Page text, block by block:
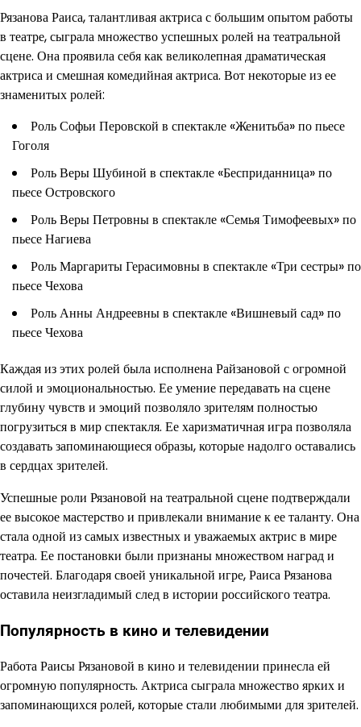
Рязанова Раиса, талантливая актриса с большим опытом работы
в театре, сыграла множество успешных ролей на театральной
сцене. Она проявила себя как великолепная драматическая
актриса и смешная комедийная актриса. Вот некоторые из ее
знаменитых ролей:
Роль Софьи Перовской в спектакле «Женитьба» по пьесе
Гоголя
Роль Веры Шубиной в спектакле «Бесприданница» по
пьесе Островского
Роль Веры Петровны в спектакле «Семья Тимофеевых» по
пьесе Нагиева
Роль Маргариты Герасимовны в спектакле «Три сестры» по
пьесе Чехова
Роль Анны Андреевны в спектакле «Вишневый сад» по
пьесе Чехова
Каждая из этих ролей была исполнена Райзановой с огромной
силой и эмоциональностью. Ее умение передавать на сцене
глубину чувств и эмоций позволяло зрителям полностью
погрузиться в мир спектакля. Ее харизматичная игра позволяла
создавать запоминающиеся образы, которые надолго оставались
в сердцах зрителей.
Успешные роли Рязановой на театральной сцене подтверждали
ее высокое мастерство и привлекали внимание к ее таланту. Она
стала одной из самых известных и уважаемых актрис в мире
театра. Ее постановки были признаны множеством наград и
почестей. Благодаря своей уникальной игре, Раиса Рязанова
оставила неизгладимый след в истории российского театра.
Популярность в кино и телевидении
Работа Раисы Рязановой в кино и телевидении принесла ей
огромную популярность. Актриса сыграла множество ярких и
запоминающихся ролей, которые стали любимыми для зрителей.